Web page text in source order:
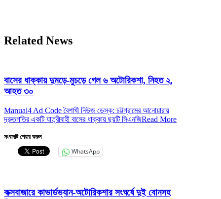
Related News
বাসের ধাক্কায় দুমড়ে-মুচড়ে গেল ৬ অটোরিকশা, নিহত ২,
আহত ৩০
Manual4 Ad Code বৈশাখী নিউজ ডেস্ক: চট্টগ্রামের আনোয়ারায়
দ্রুতগতির একটি যাত্রীবাহী বাসের ধাক্কায় ছয়টি সিএনজিRead More
সংবাদটি শেয়ার করুন
WhatsApp
কক্সবাজারে কাভার্ডভ্যান-অটোরিকশার সংঘর্ষে দুই বোনসহ